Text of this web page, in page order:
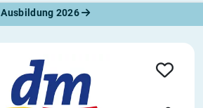
Ausbildung 2026